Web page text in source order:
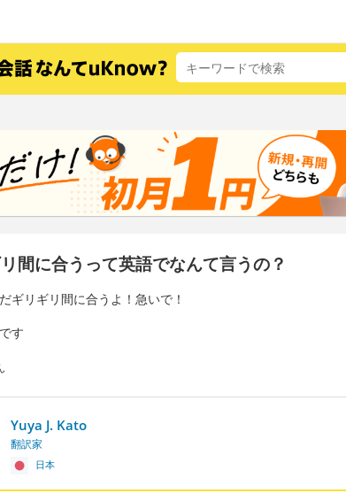
間に合うって英語でなんて言うの？
ギリギリ間に合うよ！急いで！
す
Yuya J. Kato
翻訳家
日本